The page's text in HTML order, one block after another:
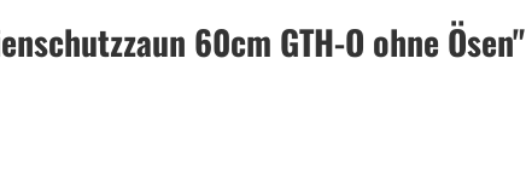
60cm GTH-O ohne Ösen"